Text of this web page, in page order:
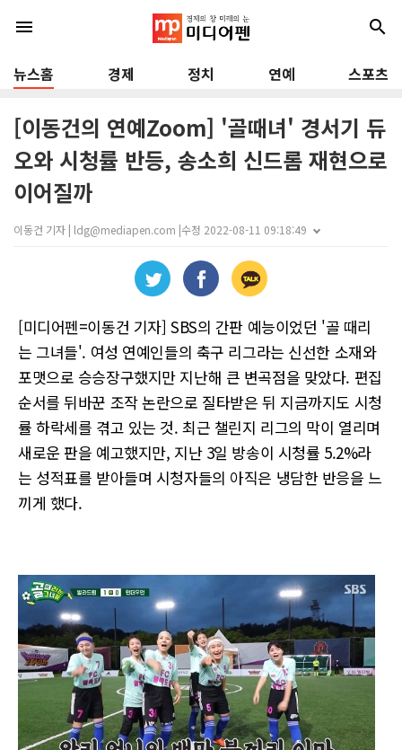
menu search
뉴스홈 경제 정치 연예 스포츠
[이동건의 연예Zoom] '골때녀' 경서기 듀
오와 시청률 반등, 송소희 신드롬 재현으로
이어질까
이동건 기자 | ldg@mediapen.com |수정 2022-08-11 09:18:49
[미디어펜=이동건 기자] SBS의 간판 예능이었던 '골 때리
는 그녀들'. 여성 연예인들의 축구 리그라는 신선한 소재와
포맷으로 승승장구했지만 지난해 큰 변곡점을 맞았다. 편집
순서를 뒤바꾼 조작 논란으로 질타받은 뒤 지금까지도 시청
률 하락세를 겪고 있는 것. 최근 챌린지 리그의 막이 열리며
새로운 판을 예고했지만, 지난 3일 방송이 시청률 5.2%라
는 성적표를 받아들며 시청자들의 아직은 냉담한 반응을 느
끼게 했다.